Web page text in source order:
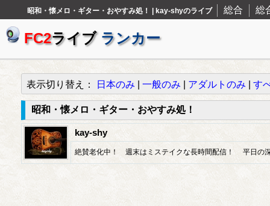
昭和・懐メロ・ギター・おやすみ処！ | kay-shyのライブ 総合 総
FC2ライブ ランカー
表示切り替え： 日本のみ 一般のみ アダルトのみ す
昭和・懐メロ・ギター・おやすみ処！
kay-shy
絶賛老化中！ 週末はミステイクな長時間配信！ 平日の